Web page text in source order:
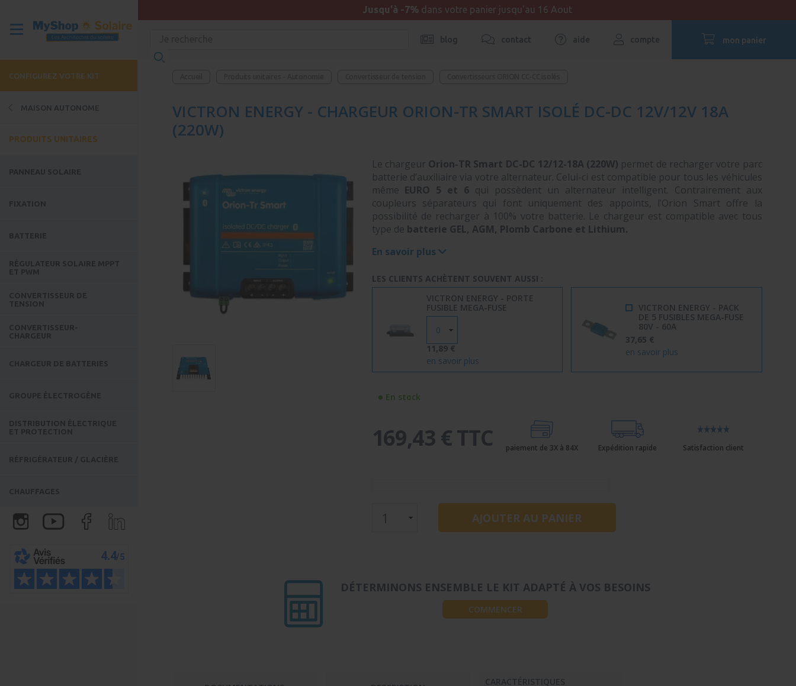
Jusqu'à -7%dans votre panier jusqu'au 16 Aout
blog contact aide compte mon panier
CONFIGUREZ VOTRE KIT
MAISON AUTONOME
PRODUITS UNITAIRES
VICTRON ENERGY - CHARGEUR ORION-TR SMART ISOLÉ DC-DC 12V/12V 18A
(220W)
Le chargeur Orion-TR Smart DC-DC 12/12-18A (220W) permet de recharger votre parc
batterie d’auxiliaire via votre alternateur. Celui-ci est compatible pour tous les véhicules
même EURO 5 et 6 qui possèdent un alternateur intelligent. Contrairement aux
coupleurs séparateurs qui font uniquement des appoints, l’Orion Smart offre la
possibilité de recharger à 100% votre batterie. Le chargeur est compatible avec tous
type de batterie GEL, AGM, Plomb Carbone et Lithium.
En savoir plus
LES CLIENTS ACHÈTENT SOUVENT AUSSI :
VICTRON ENERGY - PORTE
FUSIBLE MEGA-FUSE
11,89 €
en savoir plus
VICTRON ENERGY - PACK
DE 5 FUSIBLES MEGA-FUSE
80V - 60A
37,65 €
en savoir plus
En stock
169,43 € TTC paiement de 3X à 84X Expédition rapide Satisfaction client
DÉTERMINONS ENSEMBLE LE KIT ADAPTÉ À VOS BESOINS
COMMENCER
CARACTÉRISTIQUES